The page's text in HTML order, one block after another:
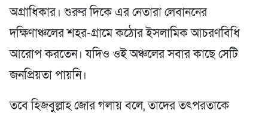
অগ্রাধিকার। শুরুর দিকে এর নেতারা লেবাননের
দক্ষিণাঞ্চলের শহর-গ্রামে কঠোর ইসলামিক আচরণবিধি
আরোপ করতেন। যদিও ওই অঞ্চলের সবার কাছে সেটি
জনপ্রিয়তা পায়নি।
তবে হিজবুল্লাহ জোর গলায় বলে, তাদের তৎপরতাকে